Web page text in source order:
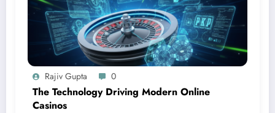
Rajiv Gupta 0
The Technology Driving Modern Online
Casinos